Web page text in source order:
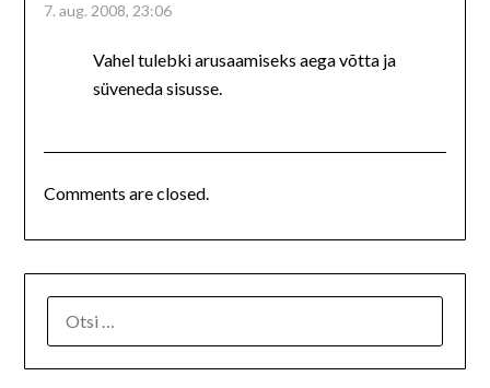
7. aug. 2008, 23:06
Vahel tulebki arusaamiseks aega võtta ja
süveneda sisusse.
Comments are closed.